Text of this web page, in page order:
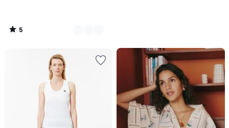
5
/
Leicht
kombinierbare
ganzen
Sommer